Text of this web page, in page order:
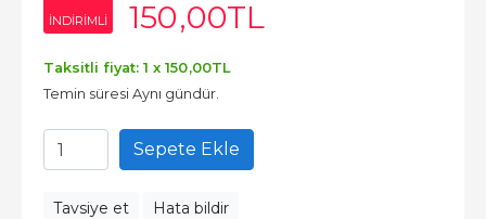
INDIRIMLI 150,00TL
Taksitli fiyat: 1 x 150,00TL
Temin süresi Aynı gündür.
Sepete Ekle
Tavsiye et Hata bildir